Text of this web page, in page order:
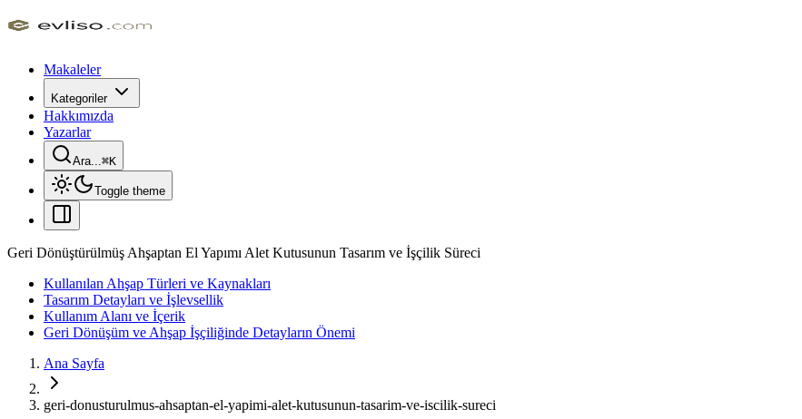
Makaleler
Kategoriler
Hakkımızda
Yazarlar
Ara...⌘K
Toggle theme
Geri Dönüştürülmüş Ahşaptan El Yapımı Alet Kutusunun Tasarım ve İşçilik Süreci
Kullanılan Ahşap Türleri ve Kaynakları
Tasarım Detayları ve İşlevsellik
Kullanım Alanı ve İçerik
Geri Dönüşüm ve Ahşap İşçiliğinde Detayların Önemi
Ana Sayfa
geri-donusturulmus-ahsaptan-el-yapimi-alet-kutusunun-tasarim-ve-iscilik-sureci